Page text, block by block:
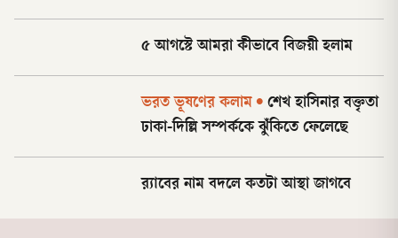
৫ আগস্টে আমরা কীভাবে বিজয়ী হলাম
ভরত ভূষণের কলাম • শেখ হাসিনার বক্তৃতা
ঢাকা-দিল্লি সম্পর্ককে ঝুঁকিতে ফেলেছে
র‌্যাবের নাম বদলে কতটা আস্থা জাগবে